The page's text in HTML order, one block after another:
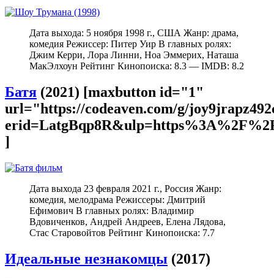
Дата выхода: 5 ноября 1998 г., США Жанр: драма,
комедия Режиссер: Питер Уир В главных ролях:
Джим Керри, Лора Линни, Ноа Эммерих, Наташа
МакЭлхоун Рейтинг Кинопоиска: 8.3 — IMDB: 8.2
Батя (2021) [maxbutton id="1"
url="https://codeaven.com/g/
]
Дата выхода 23 февраля 2021 г., Россия Жанр:
комедия, мелодрама Режиссеры: Дмитрий
Ефимович В главных ролях: Владимир
Вдовиченков, Андрей Андреев, Елена Лядова,
Стас Старовойтов Рейтинг Кинопоиска: 7.7
Идеальные незнакомцы (2017)